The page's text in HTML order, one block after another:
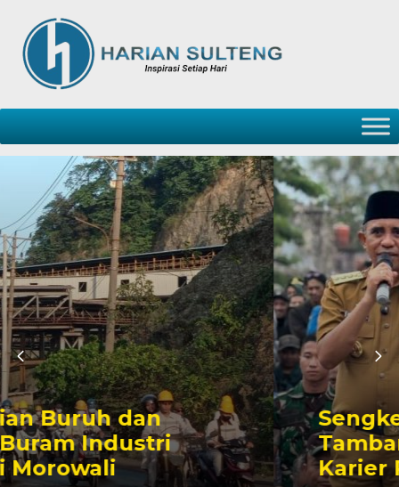
Sengketa Perizinan
Tambang yang Mengiringi
Karier Politik Anwar Hafid